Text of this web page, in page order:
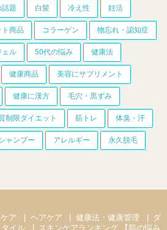
題 白髪 冷え性 妊活
ト商品 コラーゲン 物忘れ・認知症
ェル 50代の悩み 健康法
健康商品 美容にサプリメント
健康に漢方 毛穴・黒ずみ
制限ダイエット 筋トレ 体臭・汗
ャンプー アレルギー 永久脱毛
ア ヘアケア 健康法・健康管理
ダ
イル スキンケアランキング 【肌の悩み